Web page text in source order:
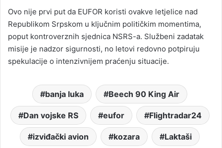
Ovo nije prvi put da EUFOR koristi ovakve letjelice nad
Republikom Srpskom u ključnim političkim momentima,
poput kontroverznih sjednica NSRS-a. Službeni zadatak
misije je nadzor sigurnosti, no letovi redovno potpiruju
spekulacije o intenzivnijem praćenju situacije.
banja luka Beech 90 King Air
Dan vojske RS eufor Flightradar24
izviđački avion kozara Laktaši